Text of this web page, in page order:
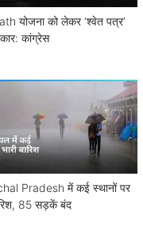
योजना को लेकर ‘श्वेत पत्र’
कांग्रेस
Pradesh में कई स्थानों पर
85 सड़कें बंद